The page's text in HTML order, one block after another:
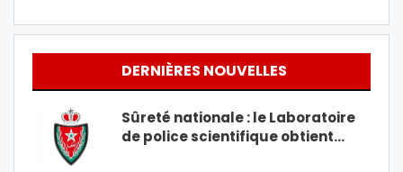
DERNIÈRES NOUVELLES
Sûreté nationale : le Laboratoire
de police scientifique obtient…